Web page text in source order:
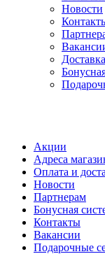
Новости
Акции
Адреса
Оплата и
Новости
Партнерам
Бонусная
Контакты
Вакансии
Подарочные